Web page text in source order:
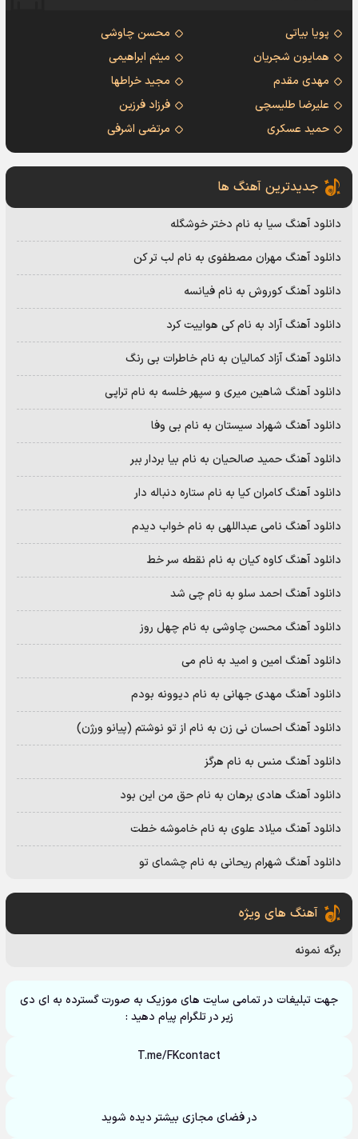
پویا بیاتی
محسن چاوشی
همایون شجریان
میثم ابراهیمی
مهدی مقدم
مجید خراطها
علیرضا طلیسچی
فرزاد فرزین
حمید عسکری
مرتضی اشرفی
جدیدترین آهنگ ها
دانلود آهنگ سیا به نام دختر خوشگله
دانلود آهنگ مهران مصطفوی به نام لب تر کن
دانلود آهنگ کوروش به نام فیانسه
دانلود آهنگ آراد به نام کی هواییت کرد
دانلود آهنگ آزاد کمالیان به نام خاطرات بی رنگ
دانلود آهنگ شاهین میری و سپهر خلسه به نام تراپی
دانلود آهنگ شهراد سیستان به نام بی وفا
دانلود آهنگ حمید صالحیان به نام بیا بردار ببر
دانلود آهنگ کامران کیا به نام ستاره دنباله دار
دانلود آهنگ نامی عبداللهی به نام خواب دیدم
دانلود آهنگ کاوه کیان به نام نقطه سر خط
دانلود آهنگ احمد سلو به نام چی شد
دانلود آهنگ محسن چاوشی به نام چهل روز
دانلود آهنگ امین و امید به نام می
دانلود آهنگ مهدی جهانی به نام دیوونه بودم
دانلود آهنگ احسان نی زن به نام از تو نوشتم (پیانو ورژن)
دانلود آهنگ منس به نام هرگز
دانلود آهنگ هادی برهان به نام حق من این بود
دانلود آهنگ میلاد علوی به نام خاموشه خطت
دانلود آهنگ شهرام ریحانی به نام چشمای تو
آهنگ های ویژه
برگه نمونه
جهت تبلیغات در تمامی سایت های موزیک به صورت گسترده به ای دی
زیر در تلگرام پیام دهید :
T.me/FKcontact
در فضای مجازی بیشتر دیده شوید